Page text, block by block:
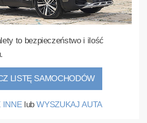
to bezpieczeństwo i ilość
LISTĘ SAMOCHODÓW
INNElubWYSZUKAJ AUTA